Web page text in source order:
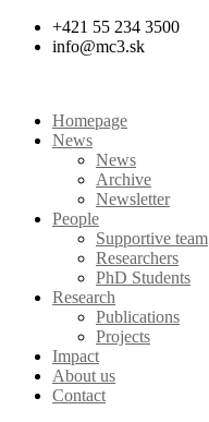
Skip
+421 55 234 3500
info@mc3.sk
Homepage
News
News
Archive
Newsletter
People
Supportive team
Researchers
PhD Students
Research
Publications
Projects
Impact
About us
Contact